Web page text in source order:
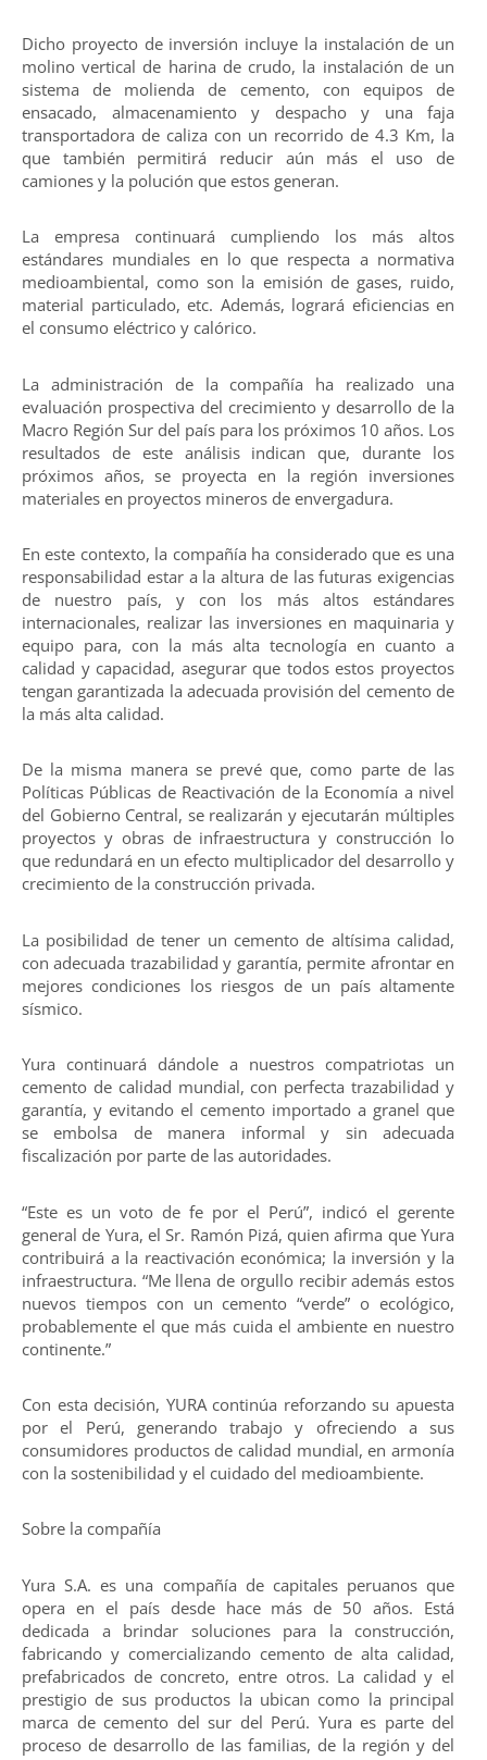
Dicho proyecto de inversión incluye la instalación de un
molino vertical de harina de crudo, la instalación de un
sistema de molienda de cemento, con equipos de
ensacado, almacenamiento y despacho y una faja
transportadora de caliza con un recorrido de 4.3 Km, la
que también permitirá reducir aún más el uso de
camiones y la polución que estos generan.
La empresa continuará cumpliendo los más altos
estándares mundiales en lo que respecta a normativa
medioambiental, como son la emisión de gases, ruido,
material particulado, etc. Además, logrará eficiencias en
el consumo eléctrico y calórico.
La administración de la compañía ha realizado una
evaluación prospectiva del crecimiento y desarrollo de la
Macro Región Sur del país para los próximos 10 años. Los
resultados de este análisis indican que, durante los
próximos años, se proyecta en la región inversiones
materiales en proyectos mineros de envergadura.
En este contexto, la compañía ha considerado que es una
responsabilidad estar a la altura de las futuras exigencias
de nuestro país, y con los más altos estándares
internacionales, realizar las inversiones en maquinaria y
equipo para, con la más alta tecnología en cuanto a
calidad y capacidad, asegurar que todos estos proyectos
tengan garantizada la adecuada provisión del cemento de
la más alta calidad.
De la misma manera se prevé que, como parte de las
Políticas Públicas de Reactivación de la Economía a nivel
del Gobierno Central, se realizarán y ejecutarán múltiples
proyectos y obras de infraestructura y construcción lo
que redundará en un efecto multiplicador del desarrollo y
crecimiento de la construcción privada.
La posibilidad de tener un cemento de altísima calidad,
con adecuada trazabilidad y garantía, permite afrontar en
mejores condiciones los riesgos de un país altamente
sísmico.
Yura continuará dándole a nuestros compatriotas un
cemento de calidad mundial, con perfecta trazabilidad y
garantía, y evitando el cemento importado a granel que
se embolsa de manera informal y sin adecuada
fiscalización por parte de las autoridades.
“Este es un voto de fe por el Perú”, indicó el gerente
general de Yura, el Sr. Ramón Pizá, quien afirma que Yura
contribuirá a la reactivación económica; la inversión y la
infraestructura. “Me llena de orgullo recibir además estos
nuevos tiempos con un cemento “verde” o ecológico,
probablemente el que más cuida el ambiente en nuestro
continente.”
Con esta decisión, YURA continúa reforzando su apuesta
por el Perú, generando trabajo y ofreciendo a sus
consumidores productos de calidad mundial, en armonía
con la sostenibilidad y el cuidado del medioambiente.
Sobre la compañía
Yura S.A. es una compañía de capitales peruanos que
opera en el país desde hace más de 50 años. Está
dedicada a brindar soluciones para la construcción,
fabricando y comercializando cemento de alta calidad,
prefabricados de concreto, entre otros. La calidad y el
prestigio de sus productos la ubican como la principal
marca de cemento del sur del Perú. Yura es parte del
proceso de desarrollo de las familias, de la región y del